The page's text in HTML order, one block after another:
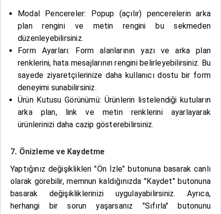
Modal Pencereler: Popup (açılır) pencerelerin arka
plan rengini ve metin rengini bu sekmeden
düzenleyebilirsiniz.
Form Ayarları: Form alanlarının yazı ve arka plan
renklerini, hata mesajlarının rengini belirleyebilirsiniz. Bu
sayede ziyaretçilerinize daha kullanıcı dostu bir form
deneyimi sunabilirsiniz.
Ürün Kutusu Görünümü: Ürünlerin listelendiği kutuların
arka plan, link ve metin renklerini ayarlayarak
ürünlerinizi daha cazip gösterebilirsiniz.
7. Önizleme ve Kaydetme
Yaptığınız değişiklikleri "Ön İzle" butonuna basarak canlı
olarak görebilir, memnun kaldığınızda "Kaydet" butonuna
basarak değişikliklerinizi uygulayabilirsiniz. Ayrıca,
herhangi bir sorun yaşarsanız "Sıfırla" butonunu